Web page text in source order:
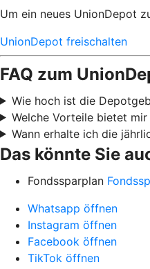
Um ein neues UnionDepot
UnionDepot freischalten
FAQ zum
Wie hoch ist die
Welche Vorteile bietet
Wann erhalte ich die
Das könnte Sie
Fondssparplan
Whatsapp öffnen
Instagram öffnen
Facebook öffnen
TikTok öffnen